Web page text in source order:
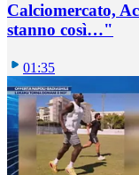
Calciomercato,
stanno così…"
01:35